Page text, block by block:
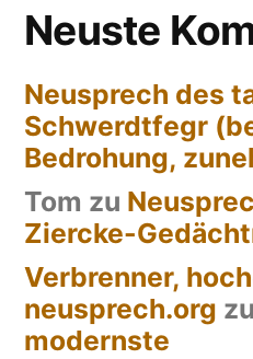
Neuste
Neusprech des
Schwerdtfegr
Bedrohung,
Tom zu
Ziercke-
Verbrenner,
neusprech.org zu
modernste